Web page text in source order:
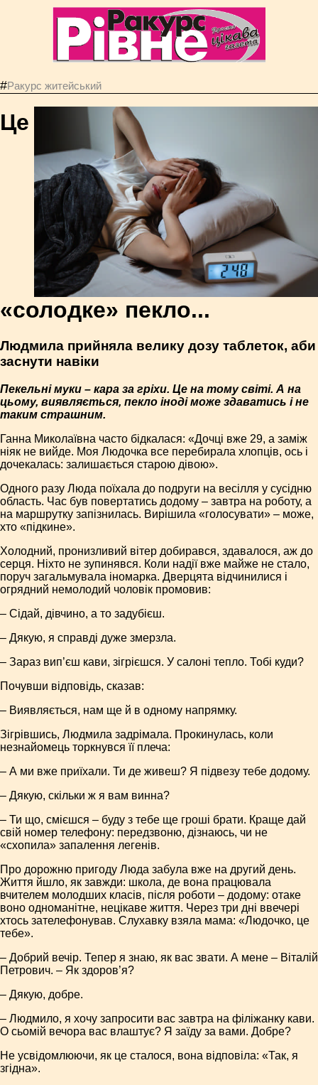
#Ракурс житейський
Це
«солодке» пекло...
Людмила прийняла велику дозу таблеток, аби
заснути навіки
Пекельні муки – кара за гріхи. Це на тому світі. А на
цьому, виявляється, пекло іноді може здаватись і не
таким страшним.
Ганна Миколаївна часто бідкалася: «Дочці вже 29, а заміж
ніяк не вийде. Моя Людочка все перебирала хлопців, ось і
дочекалась: залишається старою дівою».
Одного разу Люда поїхала до подруги на весілля у сусідню
область. Час був повертатись додому – завтра на роботу, а
на маршрутку запізнилась. Вирішила «голосувати» – може,
хто «підкине».
Холодний, пронизливий вітер добирався, здавалося, аж до
серця. Ніхто не зупинявся. Коли надії вже майже не стало,
поруч загальмувала іномарка. Дверцята відчинилися і
огрядний немолодий чоловік промовив:
– Сідай, дівчино, а то задубієш.
– Дякую, я справді дуже змерзла.
– Зараз вип’єш кави, зігрієшся. У салоні тепло. Тобі куди?
Почувши відповідь, сказав:
– Виявляється, нам ще й в одному напрямку.
Зігрівшись, Людмила задрімала. Прокинулась, коли
незнайомець торкнувся її плеча:
– А ми вже приїхали. Ти де живеш? Я підвезу тебе додому.
– Дякую, скільки ж я вам винна?
– Ти що, смієшся – буду з тебе ще гроші брати. Краще дай
свій номер телефону: передзвоню, дізнаюсь, чи не
«схопила» запалення легенів.
Про дорожню пригоду Люда забула вже на другий день.
Життя йшло, як завжди: школа, де вона працювала
вчителем молодших класів, після роботи – додому: отаке
воно одноманітне, нецікаве життя. Через три дні ввечері
хтось зателефонував. Слухавку взяла мама: «Людочко, це
тебе».
– Добрий вечір. Тепер я знаю, як вас звати. А мене – Віталій
Петрович. – Як здоров’я?
– Дякую, добре.
– Людмило, я хочу запросити вас завтра на філіжанку кави.
О сьомій вечора вас влаштує? Я заїду за вами. Добре?
Не усвідомлюючи, як це сталося, вона відповіла: «Так, я
згідна».